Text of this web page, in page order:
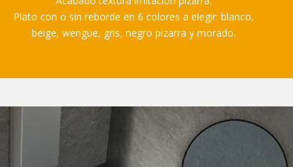
Plato con o sin reborde en 6 colores a elegir: blanco,
beige, wengue, gris, negro pizarra y morado.